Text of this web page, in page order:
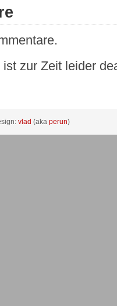
zur Zeit leider
vlad (aka perun)